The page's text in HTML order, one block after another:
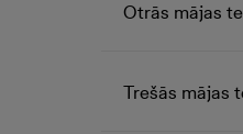
Otrās mājas
Trešās mājas